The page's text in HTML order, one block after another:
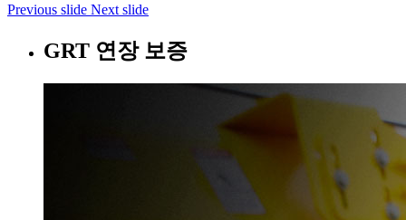
Previous slide Next slide
GRT 연장 보증